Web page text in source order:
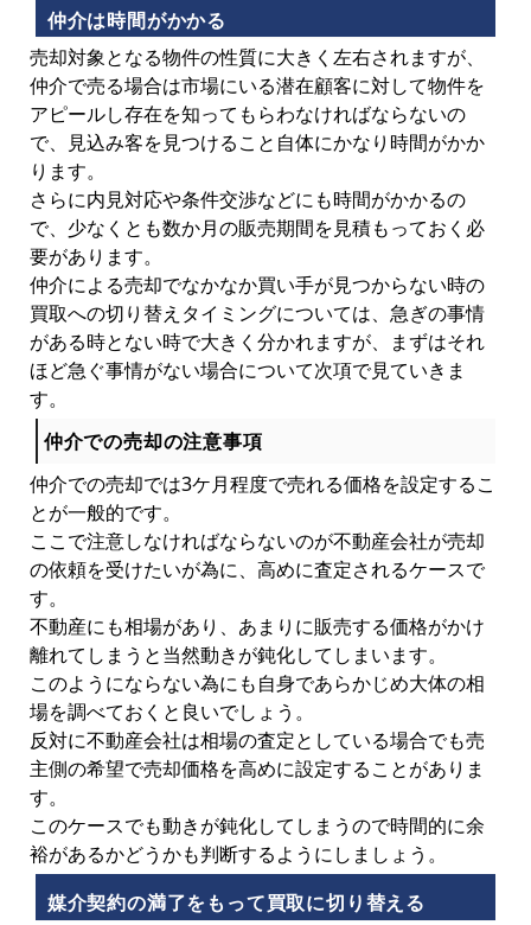
仲介は時間がかかる
売却対象となる物件の性質に大きく左右されますが、
仲介で売る場合は市場にいる潜在顧客に対して物件を
アピールし存在を知ってもらわなければならないの
で、見込み客を見つけること自体にかなり時間がかか
ります。
さらに内見対応や条件交渉などにも時間がかかるの
で、少なくとも数か月の販売期間を見積もっておく必
要があります。
仲介による売却でなかなか買い手が見つからない時の
買取への切り替えタイミングについては、急ぎの事情
がある時とない時で大きく分かれますが、まずはそれ
ほど急ぐ事情がない場合について次項で見ていきま
す。
仲介での売却の注意事項
仲介での売却では3ケ月程度で売れる価格を設定するこ
とが一般的です。
ここで注意しなければならないのが不動産会社が売却
の依頼を受けたいが為に、高めに査定されるケースで
す。
不動産にも相場があり、あまりに販売する価格がかけ
離れてしまうと当然動きが鈍化してしまいます。
このようにならない為にも自身であらかじめ大体の相
場を調べておくと良いでしょう。
反対に不動産会社は相場の査定としている場合でも売
主側の希望で売却価格を高めに設定することがありま
す。
このケースでも動きが鈍化してしまうので時間的に余
裕があるかどうかも判断するようにしましょう。
媒介契約の満了をもって買取に切り替える